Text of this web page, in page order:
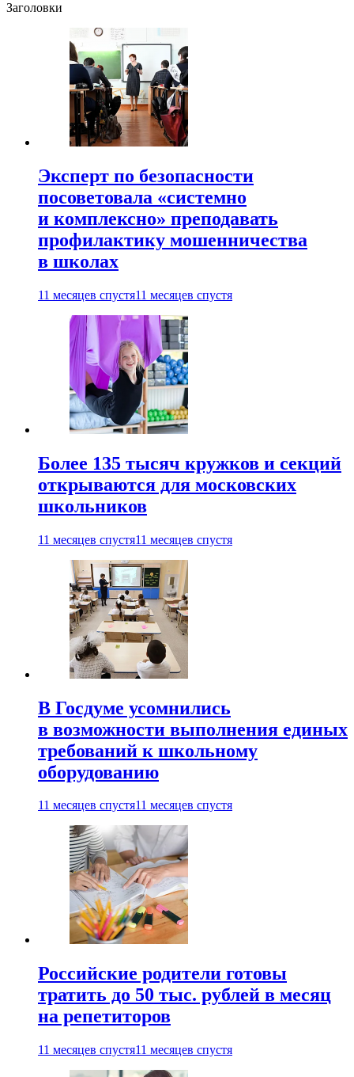
Заголовки
Эксперт по безопасности
посоветовала «системно
и комплексно» преподавать
профилактику мошенничества
в школах
11 месяцев спустя11 месяцев спустя
Более 135 тысяч кружков и секций
открываются для московских
школьников
11 месяцев спустя11 месяцев спустя
В Госдуме усомнились
в возможности выполнения единых
требований к школьному
оборудованию
11 месяцев спустя11 месяцев спустя
Российские родители готовы
тратить до 50 тыс. рублей в месяц
на репетиторов
11 месяцев спустя11 месяцев спустя